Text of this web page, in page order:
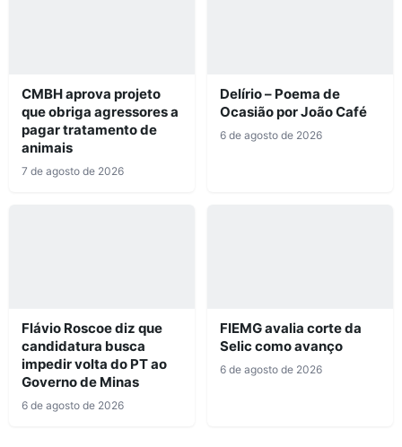
CMBH aprova projeto
que obriga agressores a
pagar tratamento de
animais
7 de agosto de 2026
Delírio – Poema de
Ocasião por João Café
6 de agosto de 2026
Flávio Roscoe diz que
candidatura busca
impedir volta do PT ao
Governo de Minas
6 de agosto de 2026
FIEMG avalia corte da
Selic como avanço
6 de agosto de 2026